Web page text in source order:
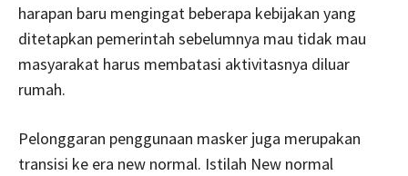
harapan baru mengingat beberapa kebijakan yang
ditetapkan pemerintah sebelumnya mau tidak mau
masyarakat harus membatasi aktivitasnya diluar
rumah.
Pelonggaran penggunaan masker juga merupakan
transisi ke era new normal. Istilah New normal